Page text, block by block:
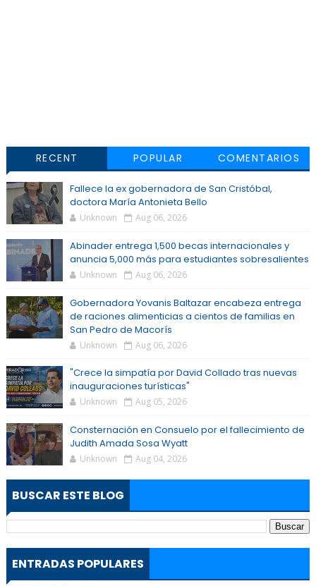
RECENT POPULAR COMENTARIOS
Fallece la ex gobernadora de San Cristóbal,
doctora María Antonieta Bello
Unknown Aug 06, 2026
Abinader entrega 1,500 becas internacionales y
anuncia 5,000 más para estudiantes sobresalientes
Unknown Aug 06, 2026
Gobernadora Yovanis Baltazar encabeza entrega
de raciones alimenticias a cientos de familias en
San Pedro de Macorís
Unknown Aug 06, 2026
"Crece la simpatía por David Collado tras nuevas
inauguraciones turísticas"
Unknown Aug 05, 2026
Consternación en Consuelo por el fallecimiento de
Judith Amada Sosa Wyatt
Unknown Aug 04, 2026
BUSCAR ESTE BLOG
ENTRADAS POPULARES